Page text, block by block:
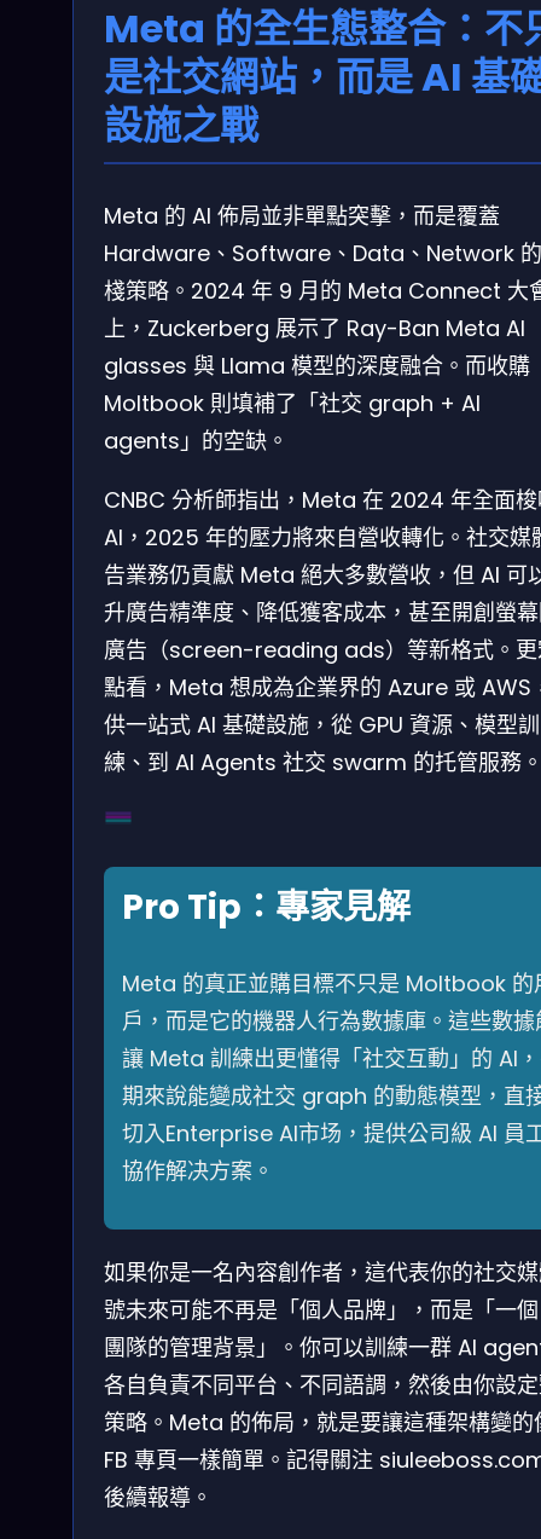
Meta 的全生態整合：不
是社交網站，而是 AI 基
設施之戰
Meta 的 AI 佈局並非單點突擊，而是覆蓋
Hardware、Software、Data、Network
棧策略。2024 年 9 月的 Meta Connect 大
上，Zuckerberg 展示了 Ray-Ban Meta AI
glasses 與 Llama 模型的深度融合。而收購
Moltbook 則填補了「社交 graph + AI
agents」的空缺。
CNBC 分析師指出，Meta 在 2024 年全面
AI，2025 年的壓力將來自營收轉化。社交媒
告業務仍貢獻 Meta 絕大多數營收，但 AI 可
升廣告精準度、降低獲客成本，甚至開創螢
廣告（screen-reading ads）等新格式。更
點看，Meta 想成為企業界的 Azure 或 AWS
供一站式 AI 基礎設施，從 GPU 資源、模型訓
練、到 AI Agents 社交 swarm 的托管服務
Pro Tip：專家見解
Meta 的真正並購目標不只是 Moltbook 的
戶，而是它的機器人行為數據庫。這些數據
讓 Meta 訓練出更懂得「社交互動」的 AI
期來說能變成社交 graph 的動態模型，直
切入Enterprise AI市场，提供公司級 AI 員
協作解决方案。
如果你是一名內容創作者，這代表你的社交
號未來可能不再是「個人品牌」，而是「一
團隊的管理背景」。你可以訓練一群 AI
各自負責不同平台、不同語調，然後由你設
策略。Meta 的佈局，就是要讓這種架構變的
FB 專頁一樣簡單。記得關注
後續報導。